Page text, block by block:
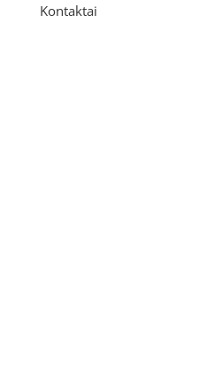
Kontaktai